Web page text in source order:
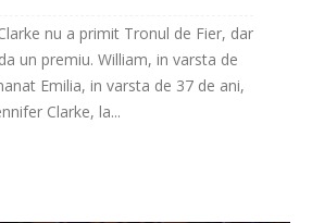
nu a primit Tronul de Fier, dar
un premiu. William, in varsta de
Emilia, in varsta de 37 de ani,
Clarke, la...